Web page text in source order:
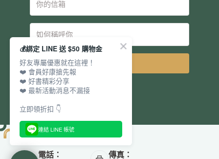
電話：
傳真：
💰綁定 LINE 送 $50 購物金
好友專屬優惠就在這裡！
❤️ 會員好康搶先報
❤️ 好書精彩分享
❤️ 最新活動消息不漏接
立即領折扣 👇
連結 LINE 帳號